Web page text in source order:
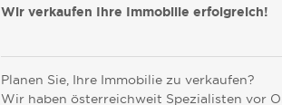
Wir verkaufen Ihre Immobilie erfolgreich!
Planen Sie, Ihre Immobilie zu verkaufen?
Wir haben österreichweit Spezialisten vor